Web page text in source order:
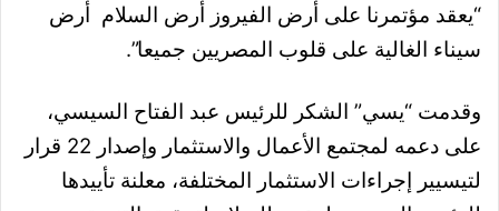
“يعقد مؤتمرنا على أرض الفيروز أرض السلام أرض
سيناء الغالية على قلوب المصريين جميعا”.
وقدمت “يسي” الشكر للرئيس عبد الفتاح السيسي،
على دعمه لمجتمع الأعمال والاستثمار وإصدار 22 قرار
لتيسيير إجراءات الاستثمار المختلفة، معلنة تأييدها